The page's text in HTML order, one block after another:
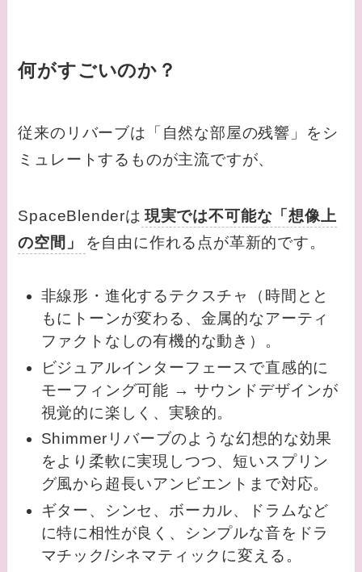
何がすごいのか？
従来のリバーブは「自然な部屋の残響」をシ
ミュレートするものが主流ですが、
SpaceBlenderは 現実では不可能な「想像上
の空間」
を自由に作れる点が革新的です。
非線形・進化するテクスチャ（時間とと
もにトーンが変わる、金属的なアーティ
ファクトなしの有機的な動き）。
ビジュアルインターフェースで直感的に
モーフィング可能 → サウンドデザインが
視覚的に楽しく、実験的。
Shimmerリバーブのような幻想的な効果
をより柔軟に実現しつつ、短いスプリン
グ風から超長いアンビエントまで対応。
ギター、シンセ、ボーカル、ドラムなど
に特に相性が良く、シンプルな音をドラ
マチック/シネマティックに変える。